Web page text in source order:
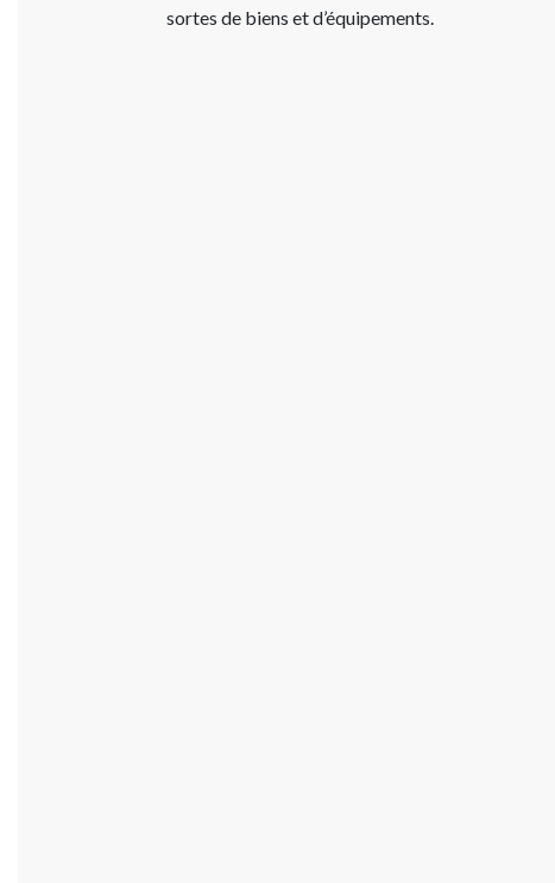
sortes de biens et d’équipements.